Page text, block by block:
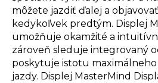
môžete jazdiť ďalej a
kedykoľvek predtým. Displej
umožňuje okamžité a
zároveň sleduje integrovaný
poskytuje istotu
jazdy. Displej MasterMind